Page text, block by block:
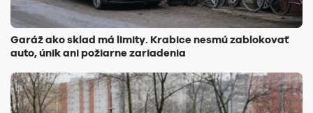
Garáž ako sklad má limity. Krabice nesmú zablokovať
auto, únik ani požiarne zariadenia